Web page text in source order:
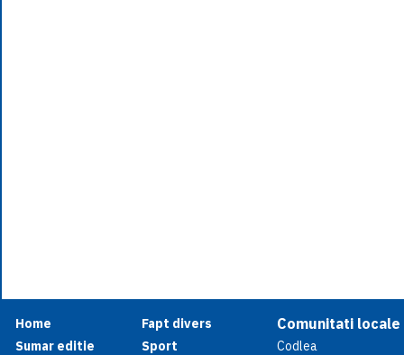
Home
Sumar editie
Fapt divers
Sport
Comunitati locale
Codlea